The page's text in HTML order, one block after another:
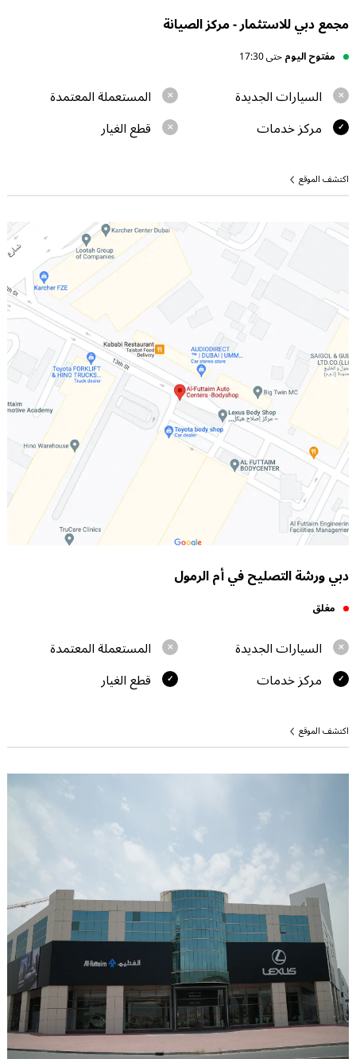
مجمع دبي للاستثمار - مركز الصيانة
مفتوح اليومحتى 17:30
السيارات الجديدة
المستعملة المعتمدة
مركز خدمات
قطع الغيار
اكتشف الموقع
دبي ورشة التصليح في أم الرمول
مغلق
السيارات الجديدة
المستعملة المعتمدة
مركز خدمات
قطع الغيار
اكتشف الموقع